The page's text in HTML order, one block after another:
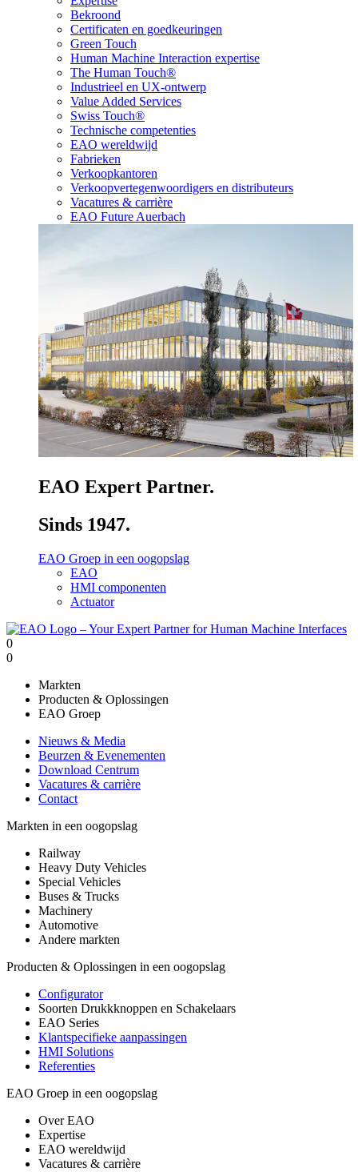
Bekroond
Certificaten en goedkeuringen
Green Touch
Human Machine Interaction expertise
The Human Touch®
Industrieel en UX-ontwerp
Value Added Services
Swiss Touch®
Technische competenties
EAO wereldwijd
Fabrieken
Verkoopkantoren
Verkoopvertegenwoordigers en distributeurs
Vacatures & carrière
EAO Future Auerbach
EAO Expert Partner.
Sinds 1947.
EAO Groep in een oogopslag
EAO
HMI componenten
Actuator
0
0
Markten
Producten & Oplossingen
EAO Groep
Nieuws & Media
Beurzen & Evenementen
Download Centrum
Vacatures & carrière
Contact
Markten in een oogopslag
Railway
Heavy Duty Vehicles
Special Vehicles
Buses & Trucks
Machinery
Automotive
Andere markten
Producten & Oplossingen in een oogopslag
Configurator
Soorten Drukkknoppen en Schakelaars
EAO Series
Klantspecifieke aanpassingen
HMI Solutions
Referenties
EAO Groep in een oogopslag
Over EAO
Expertise
EAO wereldwijd
Vacatures & carrière